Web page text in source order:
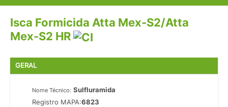
Isca Formicida Atta Mex-S2/Atta
Mex-S2 HR
GERAL
Nome Técnico: Sulfluramida
Registro MAPA:6823